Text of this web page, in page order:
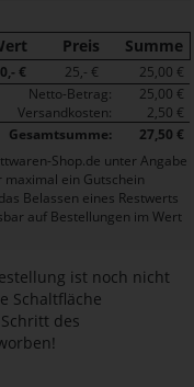
Preis Summe
€ 25,- €
25,00 €
Netto-Betrag:
25,00 €
Versandkosten:
2,50 €
Gesamtsumme:
27,50 €
Shop.de unter Angabe
ein Gutschein
Belassen eines Restwerts
auf Bestellungen im Wert
ist noch nicht
Schaltfläche
des